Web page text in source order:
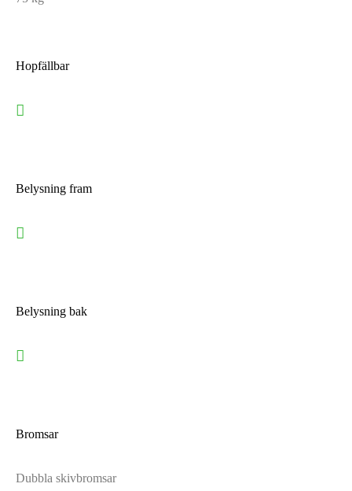
Hopfällbar
Belysning fram
Belysning bak
Bromsar
Dubbla skivbromsar